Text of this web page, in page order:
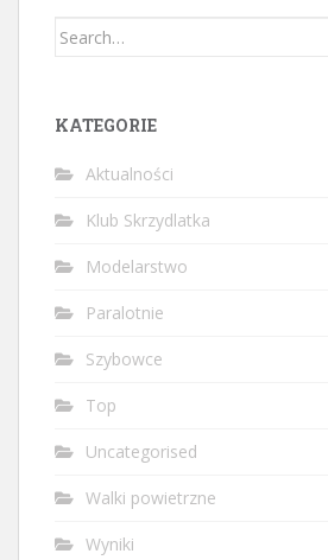
Search
KATEGORIE
Aktualności
Klub Skrzydlatka
Modelarstwo
Paralotnie
Szybowce
Top
Uncategorised
Walki powietrzne
Wyniki